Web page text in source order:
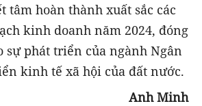
tâm hoàn thành xuất sắc các
kinh doanh năm 2024, đóng
sự phát triển của ngành Ngân
kinh tế xã hội của đất nước.
Anh Minh